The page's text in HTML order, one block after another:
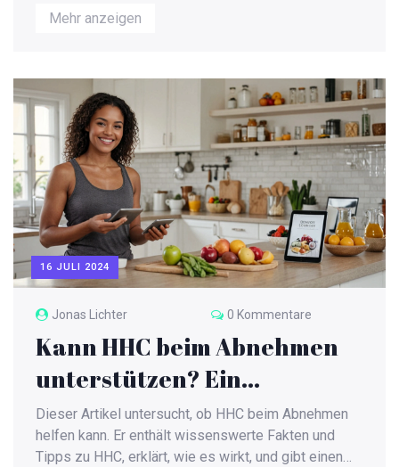
da sie eine alternative Art sind, die positiven Effekte
von Cannabinoiden zu erleben. Doch was genau
Herstellung und Sicherheit erfahren. Wir bieten dir
nützliche Tipps und interessante Einblicke, um dir
eine fundierte Entscheidung zu erleichtern.
Mehr anzeigen
16 JULI 2024
Jonas Lichter 0 Kommentare
Kann HHC beim Abnehmen
unterstützen? Ein
umfassender Leitfaden
Dieser Artikel untersucht, ob HHC beim Abnehmen
helfen kann. Er enthält wissenswerte Fakten und
Tipps zu HHC, erklärt, wie es wirkt, und gibt einen